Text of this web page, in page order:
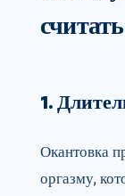
1.
Окантовка
оргазму,